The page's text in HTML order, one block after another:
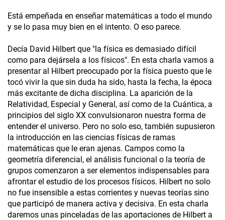
Está empeñada en enseñar matemáticas a todo el mundo
y se lo pasa muy bien en el intento. O eso parece.
Decía David Hilbert que "la física es demasiado difícil
como para dejársela a los físicos". En esta charla vamos a
presentar al Hilbert preocupado por la física puesto que le
tocó vivir la que sin duda ha sido, hasta la fecha, la época
más excitante de dicha disciplina. La aparición de la
Relatividad, Especial y General, así como de la Cuántica, a
principios del siglo XX convulsionaron nuestra forma de
entender el universo. Pero no solo eso, también supusieron
la introducción en las ciencias físicas de ramas
matemáticas que le eran ajenas. Campos como la
geometría diferencial, el análisis funcional o la teoría de
grupos comenzaron a ser elementos indispensables para
afrontar el estudio de los procesos físicos. Hilbert no solo
no fue insensible a estas corrientes y nuevas teorías sino
que participó de manera activa y decisiva. En esta charla
daremos unas pinceladas de las aportaciones de Hilbert a